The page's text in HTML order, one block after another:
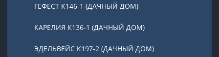
ГЕФЕСТ К146-1 (ДАЧНЫЙ ДОМ)
КАРЕЛИЯ К136-1 (ДАЧНЫЙ ДОМ)
ЭДЕЛЬВЕЙС К197-2 (ДАЧНЫЙ ДОМ)